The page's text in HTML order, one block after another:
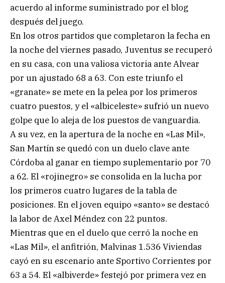
acuerdo al informe suministrado por el blog
después del juego.
En los otros partidos que completaron la fecha en
la noche del viernes pasado, Juventus se recuperó
en su casa, con una valiosa victoria ante Alvear
por un ajustado 68 a 63. Con este triunfo el
«granate» se mete en la pelea por los primeros
cuatro puestos, y el «albiceleste» sufrió un nuevo
golpe que lo aleja de los puestos de vanguardia.
A su vez, en la apertura de la noche en «Las Mil»,
San Martín se quedó con un duelo clave ante
Córdoba al ganar en tiempo suplementario por 70
a 62. El «rojinegro» se consolida en la lucha por
los primeros cuatro lugares de la tabla de
posiciones. En el joven equipo «santo» se destacó
la labor de Axel Méndez con 22 puntos.
Mientras que en el duelo que cerró la noche en
«Las Mil», el anfitrión, Malvinas 1.536 Viviendas
cayó en su escenario ante Sportivo Corrientes por
63 a 54. El «albiverde» festejó por primera vez en